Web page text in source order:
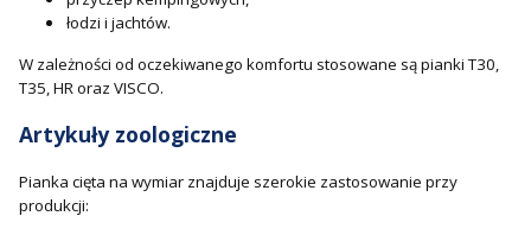
łodzi i jachtów.
W zależności od oczekiwanego komfortu stosowane są pianki T30,
T35, HR oraz VISCO.
Artykuły zoologiczne
Pianka cięta na wymiar znajduje szerokie zastosowanie przy
produkcji: